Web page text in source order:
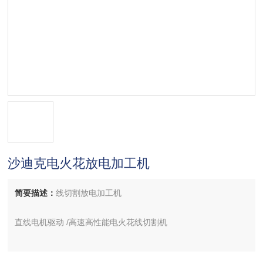
沙迪克电火花放电加工机
简要描述：线切割放电加工机
直线电机驱动 /高速高性能电火花线切割机